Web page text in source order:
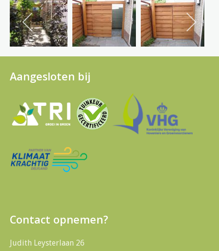
Aangesloten bij
Contact opnemen?
Judith Leysterlaan 26